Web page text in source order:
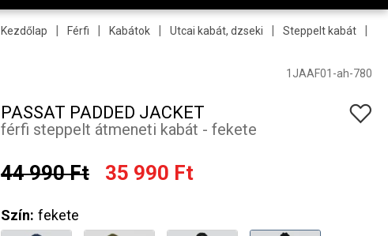
Kezdőlap | Férfi | Kabátok | Utcai kabát, dzseki | Steppelt kabát |
1JAAF01-ah-780
PASSAT PADDED JACKET
férfi steppelt átmeneti kabát - fekete
44 990 Ft 35 990 Ft
Szín: fekete